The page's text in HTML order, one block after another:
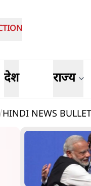
देश राज्य
HINDI NEWS